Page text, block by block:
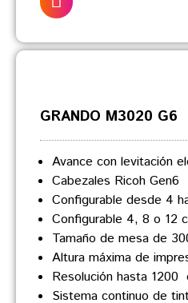
GRANDO M3020 G6
Avance con levitación
Cabezales Ricoh Gen6
Configurable desde 4
Configurable 4, 8 o 12
Tamaño de mesa de
Altura máxima de
Resolución hasta 1200
Sistema continuo de